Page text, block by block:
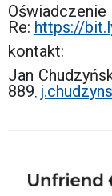
Re: https://
kontakt:
Jan
889